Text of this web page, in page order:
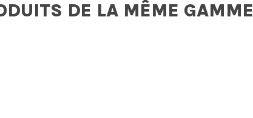
DE LA MÊME GAMME